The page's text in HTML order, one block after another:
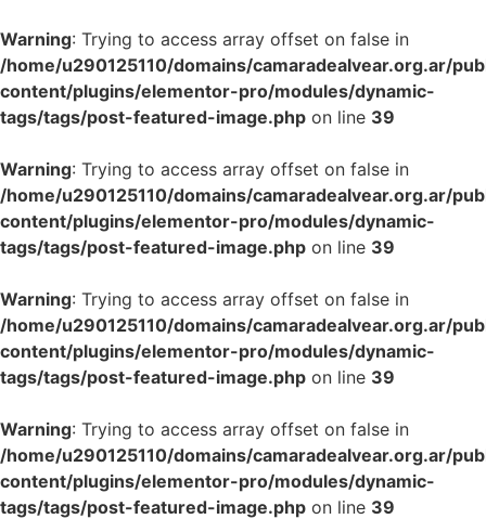
Warning: Trying to access array offset on false in
/home/u290125110/domains/camaradealvear.org.ar/
content/plugins/elementor-pro/modules/dynamic-
tags/tags/post-featured-image.php on line 39
Warning: Trying to access array offset on false in
/home/u290125110/domains/camaradealvear.org.ar/
content/plugins/elementor-pro/modules/dynamic-
tags/tags/post-featured-image.php on line 39
Warning: Trying to access array offset on false in
/home/u290125110/domains/camaradealvear.org.ar/
content/plugins/elementor-pro/modules/dynamic-
tags/tags/post-featured-image.php on line 39
Warning: Trying to access array offset on false in
/home/u290125110/domains/camaradealvear.org.ar/
content/plugins/elementor-pro/modules/dynamic-
tags/tags/post-featured-image.php on line 39